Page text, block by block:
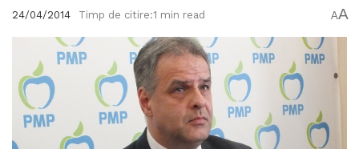
24/04/2014 Timp de citire:1 min read AA